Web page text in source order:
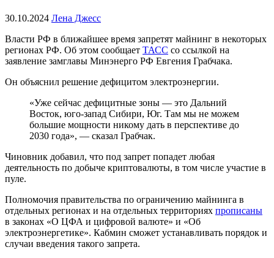
30.10.2024 Лена Джесс
Власти РФ в ближайшее время запретят майнинг в некоторых
регионах РФ. Об этом сообщает ТАСС со ссылкой на
заявление замглавы Минэнерго РФ Евгения Грабчака.
Он объяснил решение дефицитом электроэнергии.
«Уже сейчас дефицитные зоны — это Дальний
Восток, юго-запад Сибири, Юг. Там мы не можем
большие мощности никому дать в перспективе до
2030 года», — сказал Грабчак.
Чиновник добавил, что под запрет попадет любая
деятельность по добыче криптовалюты, в том числе участие в
пуле.
Полномочия правительства по ограничению майнинга в
отдельных регионах и на отдельных территориях прописаны
в законах «О ЦФА и цифровой валюте» и «Об
электроэнергетике». Кабмин сможет устанавливать порядок и
случаи введения такого запрета.